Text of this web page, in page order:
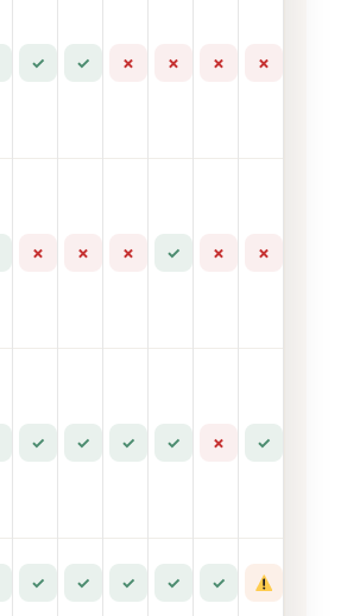
✓ ✓ ✗ ✗ ✗ ✗
✗ ✗ ✗ ✓ ✗ ✗
✓ ✓ ✓ ✓ ✗ ✓
✓ ✓ ✓ ✓ ✓